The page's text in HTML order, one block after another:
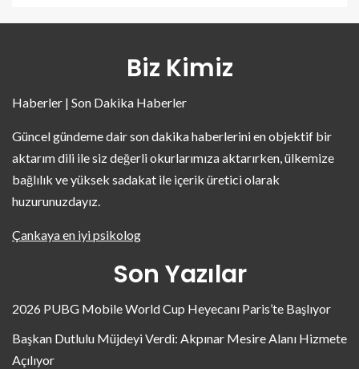
Biz Kimiz
Haberler | Son Dakika Haberler
Güncel gündeme dair son dakika haberlerini en objektif bir
aktarım dili ile siz değerli okurlarımıza aktarırken, ülkemize
bağlılık ve yüksek sadakat ile içerik üretici olarak
huzurunuzdayız.
Çankaya en iyi psikolog
Son Yazılar
2026 PUBG Mobile World Cup Heyecanı Paris’te Başlıyor
Başkan Dutlulu Müjdeyi Verdi: Akpınar Mesire Alanı Hizmete
Açılıyor